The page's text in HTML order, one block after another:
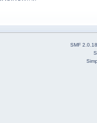
SMF 2.0.18